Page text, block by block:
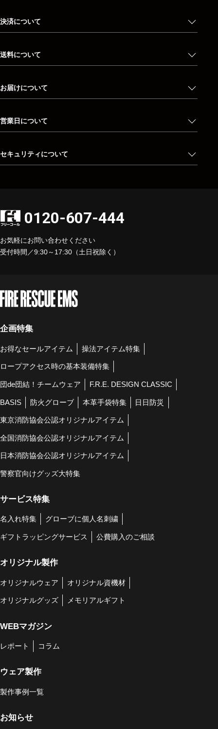
決済について
送料について
お届けについて
営業日について
セキュリティについて
0120-607-444
お気軽にお問い合わせください
受付時間／9:30～17:30（土日祝除く）
企画特集
お得なセールアイテム 操法アイテム特集
ロープアクセス時の基本装備特集
団de団結！チームウェア F.R.E. DESIGN CLASSIC
BASIS 防火グローブ 本革手袋特集 日日防災
東京消防協会公認オリジナルアイテム
全国消防協会公認オリジナルアイテム
日本消防協会公認オリジナルアイテム
警察官向けグッズ大特集
サービス特集
名入れ特集 グローブに個人名刺繍
ギフトラッピングサービス 公費購入のご相談
オリジナル製作
オリジナルウェア オリジナル資機材
オリジナルグッズ メモリアルギフト
WEBマガジン
レポート コラム
ウェア製作
製作事例一覧
お知らせ